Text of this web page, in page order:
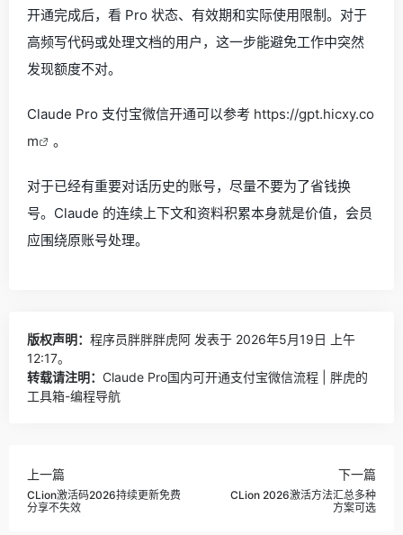
开通完成后，看 Pro 状态、有效期和实际使用限制。对于
高频写代码或处理文档的用户，这一步能避免工作中突然
发现额度不对。
Claude Pro 支付宝微信开通可以参考 https://gpt.hicxy.co
m
。
对于已经有重要对话历史的账号，尽量不要为了省钱换
号。Claude 的连续上下文和资料积累本身就是价值，会员
应围绕原账号处理。
版权声明： 程序员胖胖胖虎阿 发表于 2026年5月19日 上午
12:17。
转载请注明： Claude Pro国内可开通支付宝微信流程 | 胖虎的
工具箱-编程导航
上一篇
CLion激活码2026持续更新免费
分享不失效
下一篇
CLion 2026激活方法汇总多种
方案可选